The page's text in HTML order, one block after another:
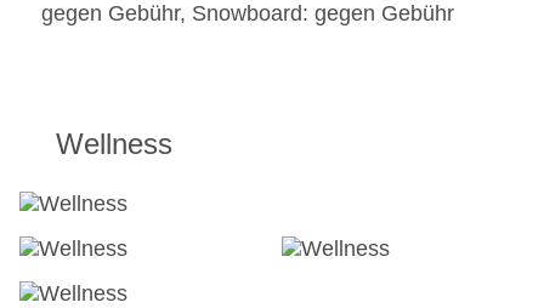
gegen Gebühr, Snowboard: gegen Gebühr
Wellness